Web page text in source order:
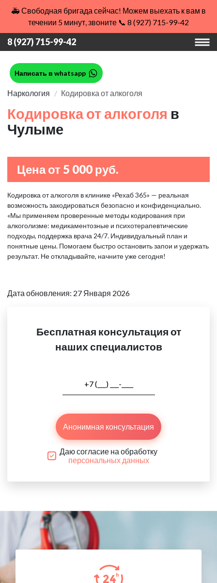
🚑 Свободная бригада сейчас! Можем выехать к вам в
течении 5 минут, звоните 📞 8 (927) 715-99-42
8 (927) 715-99-42
Написать в whatsapp
Наркология Кодировка от алкоголя
Кодировка от алкоголя в
Чулыме
Цена от 5 000 руб.
Кодировка от алкоголя в клинике «Рехаб 365» — реальная
возможность закодироваться безопасно и конфиденциально.
«Мы применяем проверенные методы кодирования при
алкоголизме: медикаментозные и психотерапевтические
подходы, поддержка врача 24/7. Индивидуальный план и
понятные цены. Помогаем быстро остановить запои и удержать
результат. Не откладывайте, начните уже сегодня!
Дата обновления: 27 Января 2026
Бесплатная консультация от
наших специалистов
Анонимная консультация
Даю согласие на обработку
персональных данных